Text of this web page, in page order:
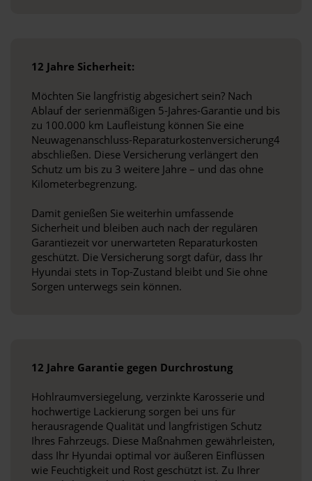
12 Jahre Sicherheit:
Möchten Sie langfristig abgesichert sein? Nach
Ablauf der serienmäßigen 5-Jahres-Garantie und bis
zu 100.000 km Laufleistung können Sie eine
Neuwagenanschluss-Reparaturkostenversicherung4
abschließen. Diese Versicherung verlängert den
Schutz um bis zu 3 weitere Jahre – und das ohne
Kilometerbegrenzung.
Damit genießen Sie weiterhin umfassende
Sicherheit und bleiben auch nach der regulären
Garantiezeit vor unerwarteten Reparaturkosten
geschützt. Die Versicherung sorgt dafür, dass Ihr
Hyundai stets in Top-Zustand bleibt und Sie ohne
Sorgen unterwegs sein können.
12 Jahre Garantie gegen Durchrostung
Hohlraumversiegelung, verzinkte Karosserie und
hochwertige Lackierung sorgen bei uns für
herausragende Qualität und langfristigen Schutz
Ihres Fahrzeugs. Diese Maßnahmen gewährleisten,
dass Ihr Hyundai optimal vor äußeren Einflüssen
wie Feuchtigkeit und Rost geschützt ist. Zu Ihrer